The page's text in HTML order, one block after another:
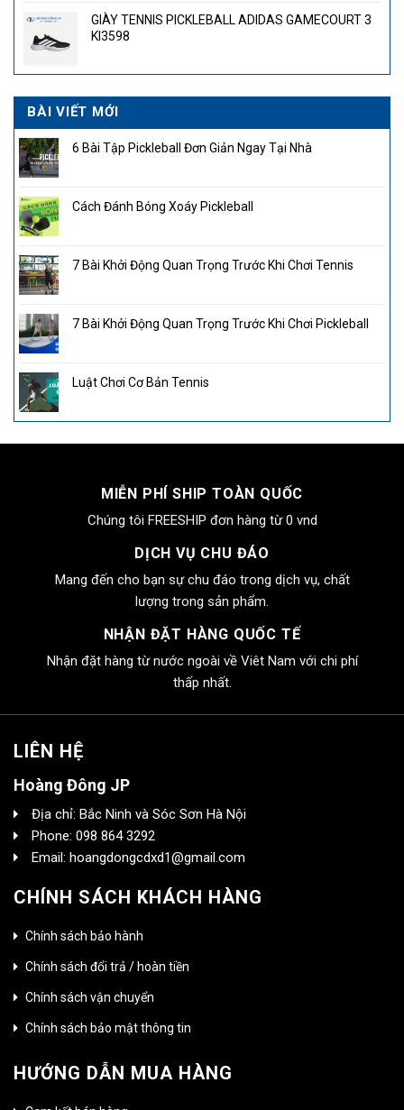
4.300.000₫.là:
GIÀY TENNIS PICKLEBALL ADIDAS GAMECOURT 3
KI3598
BÀI VIẾT MỚI
6 Bài Tập Pickleball Đơn Giản Ngay Tại Nhà
Cách Đánh Bóng Xoáy Pickleball
7 Bài Khởi Động Quan Trọng Trước Khi Chơi Tennis
7 Bài Khởi Động Quan Trọng Trước Khi Chơi Pickleball
Luật Chơi Cơ Bản Tennis
MIỄN PHÍ SHIP TOÀN QUỐC
Chúng tôi FREESHIP đơn hàng từ 0 vnd
DỊCH VỤ CHU ĐÁO
Mang đến cho bạn sự chu đáo trong dịch vụ, chất
lượng trong sản phẩm.
NHẬN ĐẶT HÀNG QUỐC TẾ
Nhận đặt hàng từ nước ngoài về Viêt Nam với chi phí
thấp nhất.
LIÊN HỆ
Hoàng Đông JP
Địa chỉ: Bắc Ninh và Sóc Sơn Hà Nội
Phone: 098 864 3292
Email: hoangdongcdxd1@gmail.com
CHÍNH SÁCH KHÁCH HÀNG
Chính sách bảo hành
Chính sách đổi trả / hoàn tiền
Chính sách vận chuyển
Chính sách bảo mật thông tin
HƯỚNG DẪN MUA HÀNG